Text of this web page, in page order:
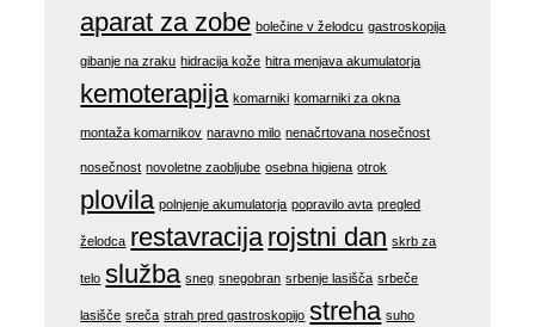
aparat za zobe bolečine v želodcu gastroskopija
gibanje na zraku hidracija kože hitra menjava akumulatorja
kemoterapija komarniki komarniki za okna
montaža komarnikov naravno milo nenačrtovana nosečnost
nosečnost novoletne zaobljube osebna higiena otrok
plovila polnjenje akumulatorja popravilo avta pregled
želodca restavracija rojstni dan skrb za
telo služba sneg snegobran srbenje lasišča srbeče
lasišče sreča strah pred gastroskopijo streha suho